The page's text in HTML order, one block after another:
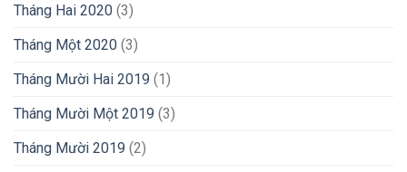
Tháng Hai 2020 (3)
Tháng Một 2020 (3)
Tháng Mười Hai 2019 (1)
Tháng Mười Một 2019 (3)
Tháng Mười 2019 (2)